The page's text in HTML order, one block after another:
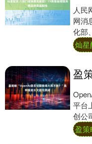
人民
网消
化部
游部
发....
灿星
平台
创公
括
要....
盈策